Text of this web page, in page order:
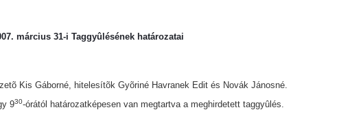
március 31-i Taggyûlésének határozatai
Kis Gáborné, hitelesítõk Gyõriné Havranek Edit és Novák Jánosné.
930-órától határozatképesen van megtartva a meghirdetett taggyûlés.